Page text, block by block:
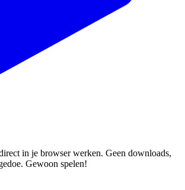
in je browser werken. Geen downloads,
Gewoon spelen!